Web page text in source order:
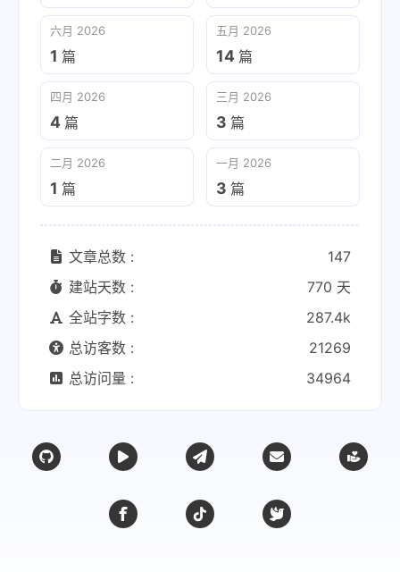
六月 2026
1 篇
五月 2026
14 篇
四月 2026
4 篇
三月 2026
3 篇
二月 2026
1 篇
一月 2026
3 篇
文章总数 :
147
建站天数 :
770 天
全站字数 :
287.4k
总访客数 :
21269
总访问量 :
34964